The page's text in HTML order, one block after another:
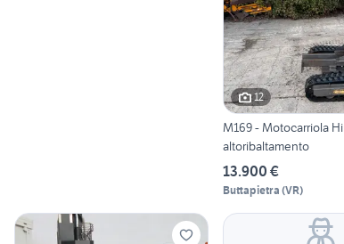
12
M169 - Motocarriola
altoribaltamento
13.900 €
Buttapietra (VR)